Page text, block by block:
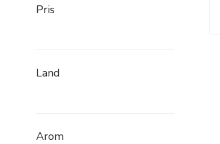
Pris
Land
Arom